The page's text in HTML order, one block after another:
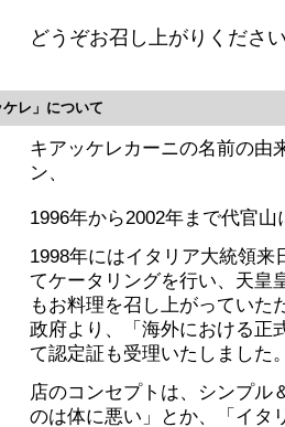
どうぞお召し上がりくださ
レ」について
キアッケレカーニの名前の由
ン、
1996年から2002年まで代官
1998年にはイタリア大統領
てケータリングを行い、天皇
もお料理を召し上がっていた
政府より、「海外における正
て認定証も受理いたしました
店のコンセプトは、シンプル
のは体に悪い」とか、「イタ